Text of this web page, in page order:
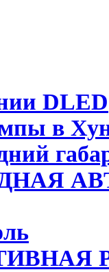
DLED
в